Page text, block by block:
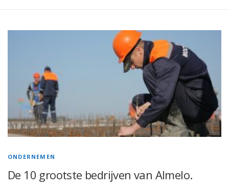
ONDERNEMEN
De 10 grootste bedrijven van Almelo.